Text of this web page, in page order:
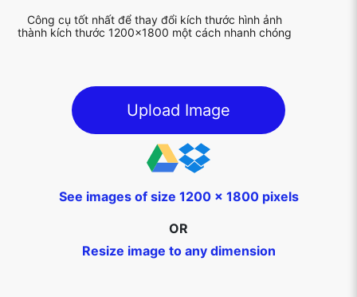
Công cụ tốt nhất để thay đổi kích thước hình ảnh
thành kích thước 1200x1800 một cách nhanh chóng
Upload Image
See images of size 1200 x 1800 pixels
OR
Resize image to any dimension